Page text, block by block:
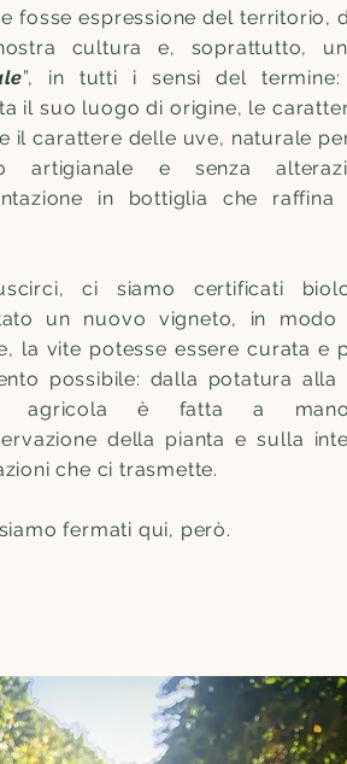
fosse espressione del territorio,
cultura e, soprattutto,
”, in tutti i sensi del termine:
il suo luogo di origine, le
il carattere delle uve, naturale
artigianale e senza
in bottiglia che
ci siamo certificati
un nuovo vigneto, in
la vite potesse essere curata e
possibile: dalla potatura alla
agricola è fatta a
della pianta e sulla
che ci trasmette.
fermati qui, però.